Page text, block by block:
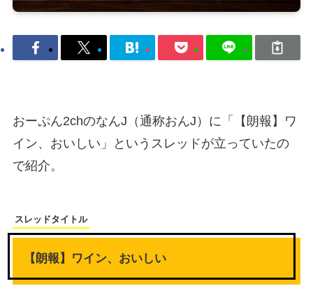
おーぷん2chのなんJ（通称おんJ）に「【朗報】ワ
イン、おいしい」というスレッドが立っていたの
で紹介。
スレッドタイトル
【朗報】ワイン、おいしい